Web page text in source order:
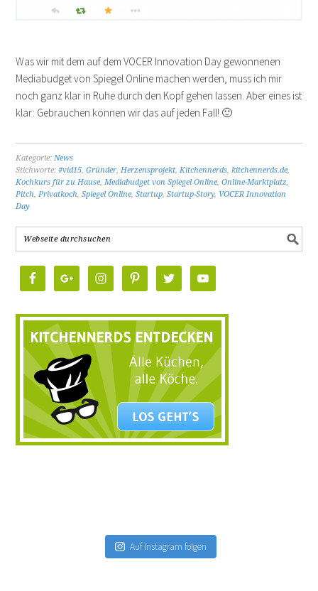
Was wir mit dem auf dem VOCER Innovation Day gewonnenen
Mediabudget von Spiegel Online machen werden, muss ich mir
noch ganz klar in Ruhe durch den Kopf gehen lassen. Aber eines ist
klar: Gebrauchen können wir das auf jeden Fall! 🙂
Kategorie:News
Stichworte:#vid15,Gründer,Herzensprojekt,Kitchennerds,kitchennerds.de,
Kochkurs für zu Hause,Mediabudget von Spiegel Online,Online-Marktplatz,
Pitch,Privatkoch,Spiegel Online,Startup,Startup-Story, VOCER Innovation
Day
Auf Instagram folgen